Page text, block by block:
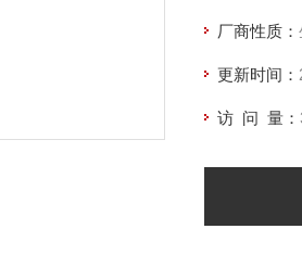
厂商性质：
更新时间：
访 问 量：